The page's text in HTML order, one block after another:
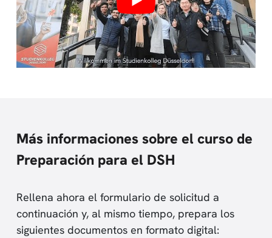
Más informaciones sobre el curso de
Preparación para el DSH
Rellena ahora el formulario de solicitud a
continuación y, al mismo tiempo, prepara los
siguientes documentos en formato digital: